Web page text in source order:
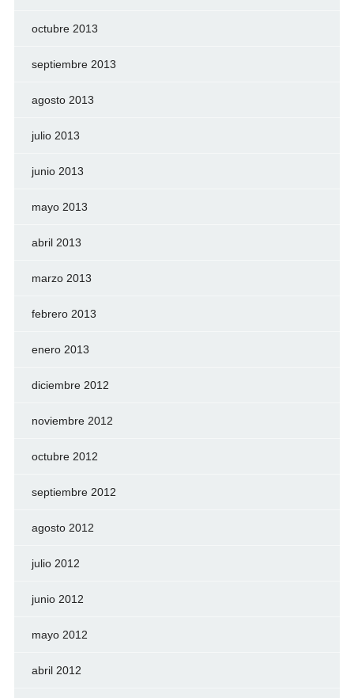
octubre 2013
septiembre 2013
agosto 2013
julio 2013
junio 2013
mayo 2013
abril 2013
marzo 2013
febrero 2013
enero 2013
diciembre 2012
noviembre 2012
octubre 2012
septiembre 2012
agosto 2012
julio 2012
junio 2012
mayo 2012
abril 2012